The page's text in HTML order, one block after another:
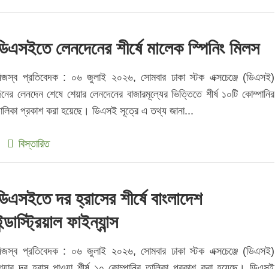
লেনদেনের শীর্ষে মালেক স্পিনিং মিলস
প্রতিবেদক : ০৬ জুলাই ২০২৬, সোমবার ঢাকা স্টক এক্সচেঞ্জে (ডিএসই)
লেনদেন শেষে শেয়ার লেনদেনের বাজারমূল্যের ভিত্তিতে শীর্ষ ১০টি কোম্পানির
প্রকাশ করা হয়েছে। ডিএসই সূত্রে এ তথ্য জানা...
বিস্তারিত
দর হ্রাসের শীর্ষে বাংলাদেশ
ফাইন্যান্স
প্রতিবেদক : ০৬ জুলাই ২০২৬, সোমবার ঢাকা স্টক এক্সচেঞ্জে (ডিএসই)